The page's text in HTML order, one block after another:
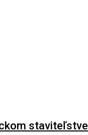
staviteľstve